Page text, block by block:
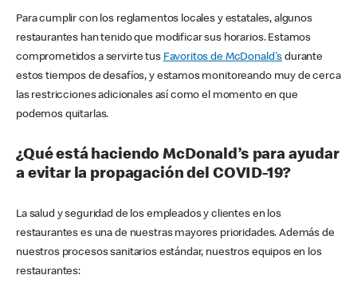
Para cumplir con los reglamentos locales y estatales, algunos
restaurantes han tenido que modificar sus horarios. Estamos
comprometidos a servirte tus Favoritos de McDonald's durante
estos tiempos de desafíos, y estamos monitoreando muy de cerca
las restricciones adicionales así como el momento en que
podemos quitarlas.
¿Qué está haciendo McDonald’s para ayudar
a evitar la propagación del COVID-19?
La salud y seguridad de los empleados y clientes en los
restaurantes es una de nuestras mayores prioridades. Además de
nuestros procesos sanitarios estándar, nuestros equipos en los
restaurantes: